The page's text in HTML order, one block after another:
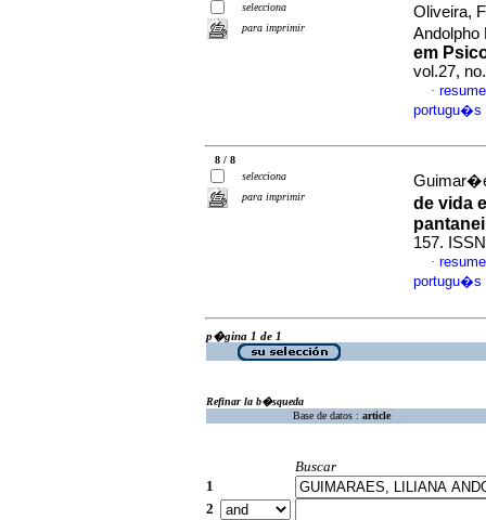
selecciona
para imprimir
Oliveira,
em
vol.27,
·
portugu�s
8 / 8
selecciona
para imprimir
de vida
157.
·
portugu�s
p�gina 1 de 1
Refinar la b�squeda
Base de datos : article
Buscar
1
2